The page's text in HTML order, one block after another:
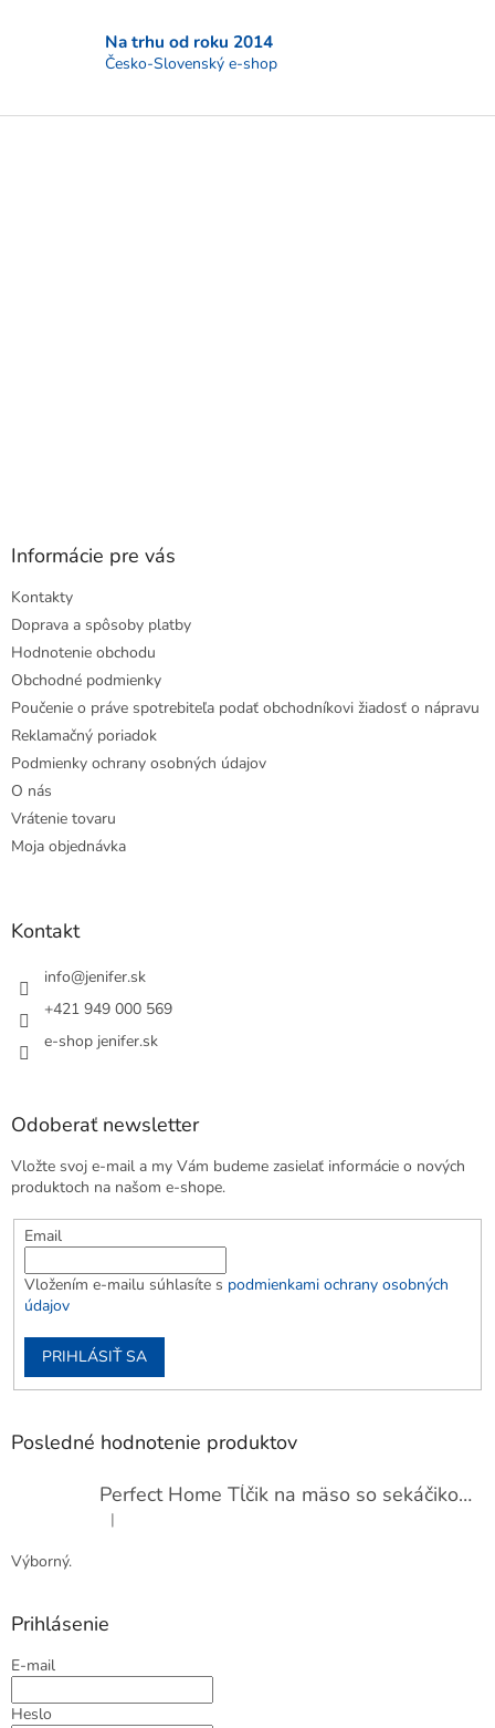
Na trhu od roku 2014
Česko-Slovenský e-shop
Z
Informácie pre vás
Kontakty
Doprava a spôsoby platby
Hodnotenie obchodu
Obchodné podmienky
Poučenie o práve spotrebiteľa podať obchodníkovi žiadosť o nápravu
Reklamačný poriadok
Podmienky ochrany osobných údajov
O nás
Vrátenie tovaru
Moja objednávka
Kontakt
info@jenifer.sk
+421 949 000 569
e-shop jenifer.sk
Odoberať newsletter
Vložte svoj e-mail a my Vám budeme zasielať informácie o nových
produktoch na našom e-shope.
Email
Vložením e-mailu súhlasíte s podmienkami ochrany osobných
údajov
PRIHLÁSIŤ SA
Posledné hodnotenie produktov
Perfect Home Tĺčik na mäso so sekáčikom, 56893
Hodnotenie produktu je 5 z 5 hviezdičiek.
|
Výborný.
Prihlásenie
E-mail
Heslo